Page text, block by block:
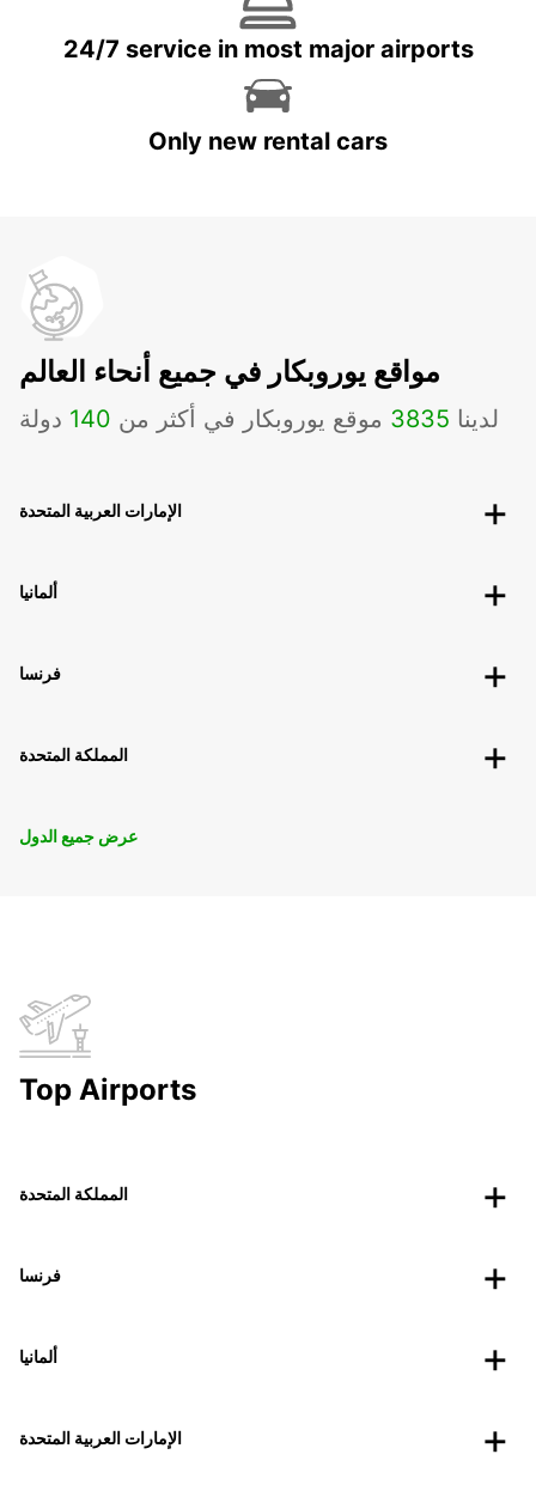
24/7 service in most major airports
Only new rental cars
مواقع يوروبكار في جميع أنحاء العالم
لدينا 3835 موقع يوروبكار في أكثر من 140 دولة
الإمارات العربية المتحدة
ألمانيا
فرنسا
المملكة المتحدة
عرض جميع الدول
Top Airports
المملكة المتحدة
فرنسا
ألمانيا
الإمارات العربية المتحدة